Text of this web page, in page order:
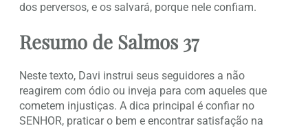
dos perversos, e os salvará, porque nele confiam.
Resumo de Salmos 37
Neste texto, Davi instrui seus seguidores a não
reagirem com ódio ou inveja para com aqueles que
cometem injustiças. A dica principal é confiar no
SENHOR, praticar o bem e encontrar satisfação na